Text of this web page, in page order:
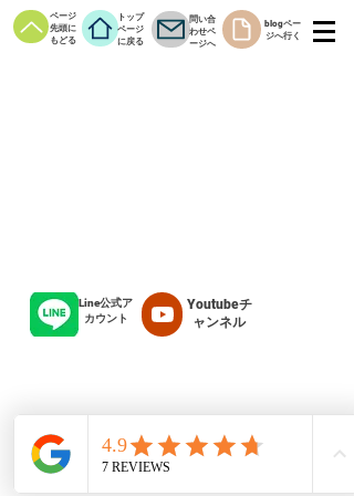
ページ
先頭に
もどる
トップ
ページ
に戻る
問い合
わせペ
ージへ
blogペー
ジへ行く
Line公式ア
カウント
Youtubeチ
ャンネル